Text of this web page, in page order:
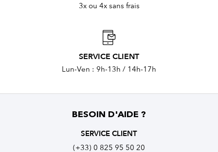
3x ou 4x sans frais
SERVICE CLIENT
Lun-Ven : 9h-13h / 14h-17h
BESOIN D'AIDE ?
SERVICE CLIENT
(+33) 0 825 95 50 20